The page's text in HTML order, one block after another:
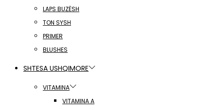
LAPS BUZËSH
TON SYSH
PRIMER
BLUSHES
SHTESA USHQIMORE
VITAMINA
VITAMINA A